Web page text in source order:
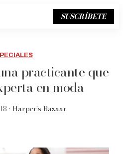
SUSCRÍBETE
practicante que
en moda
• Harper’s Bazaar